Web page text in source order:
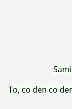
To, co den co